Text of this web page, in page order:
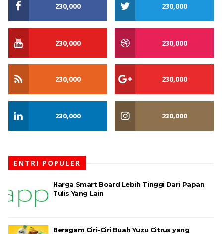
230,000 230,000
230,000 230,000
230,000 230,000
230,000 230,000
ENTRI POPULER
Harga Smart Board Lebih Tinggi Dari Papan
Tulis Yang Lain
Beragam Ciri-Ciri Buah Yuzu Citrus yang